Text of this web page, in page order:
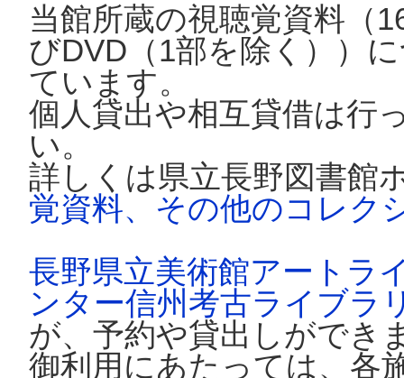
当館所蔵の視聴覚資料（
びDVD（1部を除く））
ています。
個人貸出や相互貸借は行
い。
詳しくは県立長野図書館
覚資料、その他のコレク
長野県立美術館アートラ
ンター信州考古ライブラ
が、予約や貸出しができ
御利用にあたっては、各